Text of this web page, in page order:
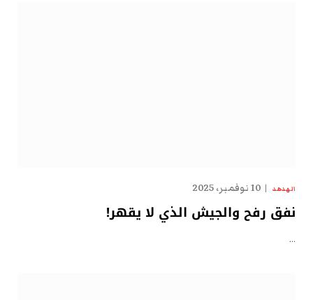
الهدهد 10 نوفمبر، 2025
نفق رفح والجيش الذي لا يقهر!
…